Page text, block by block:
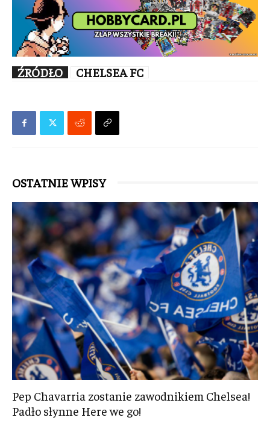
ŹRÓDŁO CHELSEA FC
OSTATNIE WPISY
Pep Chavarria zostanie zawodnikiem Chelsea!
Padło słynne Here we go!